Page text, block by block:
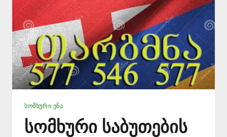
ᲡᲝᲛᲮᲣᲠᲘ ᲔᲜᲐ
სომხური საბუთების